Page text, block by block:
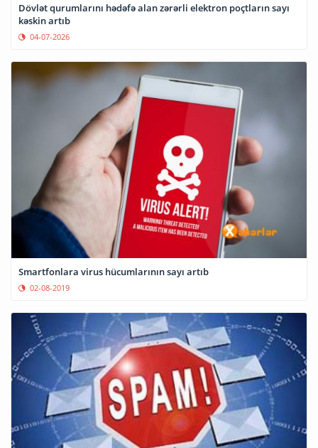
Dövlət qurumlarını hədəfə alan zərərli elektron poçtların sayı
kəskin artıb
04-07-2026
Smartfonlara virus hücumlarının sayı artıb
02-08-2019